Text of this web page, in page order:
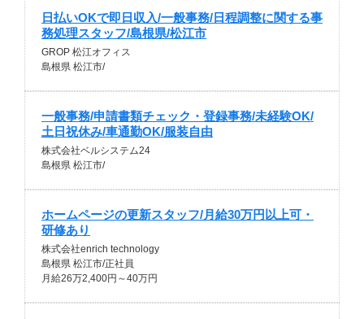
日払いOKで即日収入/一般事務/日程調整に関する事
務処理スタッフ/島根県/松江市
GROP 松江オフィス
島根県 松江市/
一般事務/申請書類チェック・登録事務/未経験OK/
土日祝休み/車通勤OK/服装自由
株式会社ベルシステム24
島根県 松江市/
ホームページの更新スタッフ/月給30万円以上可・
研修あり
株式会社enrich technology
島根県 松江市/正社員
月給26万2,400円～40万円